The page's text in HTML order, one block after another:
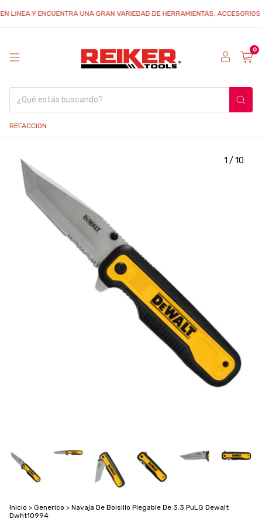
Y ENCUENTRA UNA GRAN VARIEDAD DE HERRAMIENTAS, ACCESORIOS Y
0
REFACCION
1 / 10
Inicio > Generico > Navaja De Bolsillo Plegable De 3.3 PuLG Dewalt
Dwht10994